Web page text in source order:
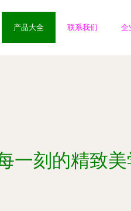
产品大全 联系我们 企
一刻的精致美